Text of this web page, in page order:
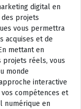
digital en
projets
vous permettra
acquises et de
mettant en
projets réels, vous
monde
interactive
compétences et
numérique en